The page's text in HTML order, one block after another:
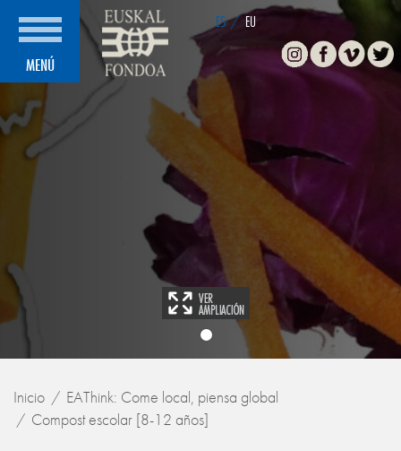
MENÚ
ES / EU
Inicio
EAThink: Come local, piensa global
Compost escolar [8-12 años]